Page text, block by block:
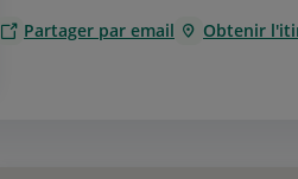
Partager par email Obtenir